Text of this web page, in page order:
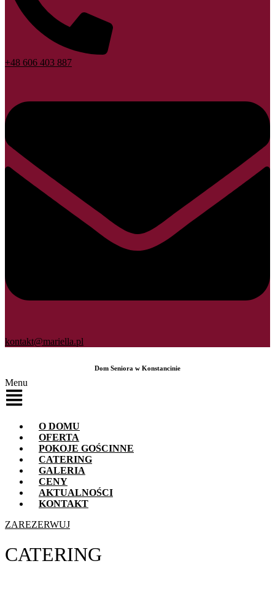
+48 606 403 887
kontakt@mariella.pl
Dom Seniora w Konstancinie
Menu
O DOMU
OFERTA
POKOJE GOŚCINNE
CATERING
GALERIA
CENY
AKTUALNOŚCI
KONTAKT
ZAREZERWUJ
CATERING